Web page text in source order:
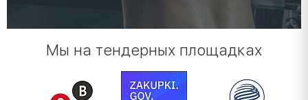
Мы на тендерных площадках